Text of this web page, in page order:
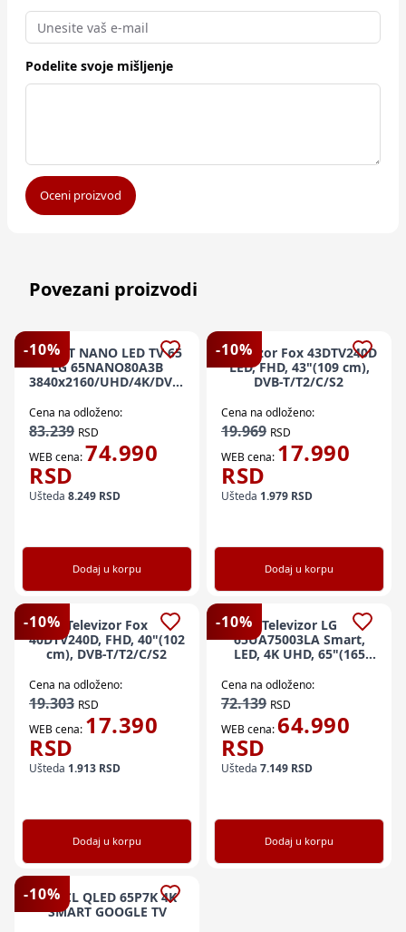
Podelite svoje mišljenje
Oceni proizvod
Povezani proizvodi
-10%
SMART NANO LED TV 65
LG 65NANO80A3B
3840x2160/UHD/4K/DVB-
Cena na odloženo:
83.239 RSD
WEB cena:74.990
RSD
Ušteda 8.249 RSD
Dodaj u korpu
-10%
Televizor Fox 43DTV240D
LED, FHD, 43"(109 cm),
DVB-T/T2/C/S2
Cena na odloženo:
19.969 RSD
WEB cena: 17.990
RSD
Ušteda 1.979 RSD
Dodaj u korpu
-10% Televizor Fox
40DTV240D, FHD, 40"(102
cm), DVB-T/T2/C/S2
Cena na odloženo:
19.303 RSD
WEB cena: 17.390
RSD
Ušteda 1.913 RSD
Dodaj u korpu
-10% Televizor LG
65UA75003LA Smart,
LED, 4K UHD, 65"(165
Cena na odloženo:
72.139 RSD
WEB cena:64.990
RSD
Ušteda 7.149 RSD
Dodaj u korpu
-10%
TV TCL QLED 65P7K 4K
SMART GOOGLE TV